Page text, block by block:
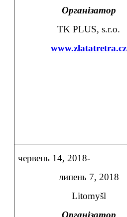
Організатор
TK PLUS, s.r.o.
www.zlatatretra.cz
червень 14, 2018-
липень 7, 2018
Litomyšl
Організатор